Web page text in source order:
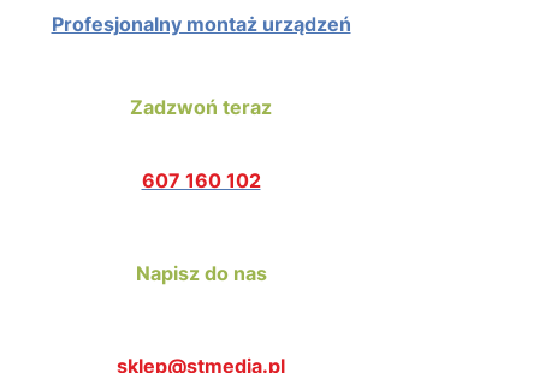
Profesjonalny montaż urządzeń
Zadzwoń teraz
607 160 102
Napisz do nas
sklep@stmedia.pl